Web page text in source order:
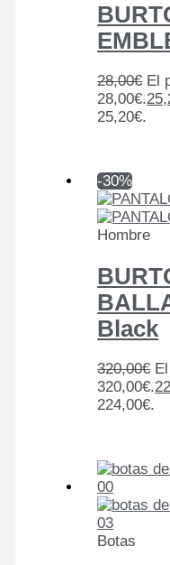
28,00€ El
28,00€.
25,20€.
-30%
Hombre
Black
320,00€
320,00€.
224,00€.
Botas